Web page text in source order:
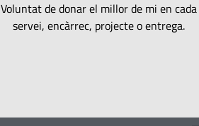
Voluntat de donar el millor de mi en cada
servei, encàrrec, projecte o entrega.